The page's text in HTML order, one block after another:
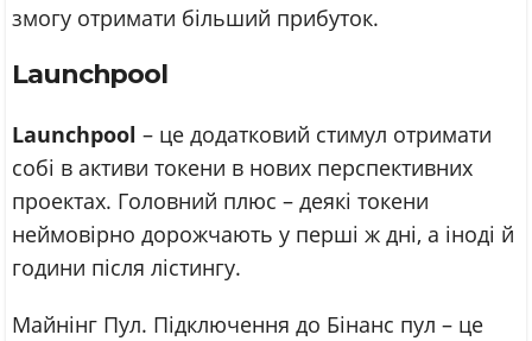
змогу отримати більший прибуток.
Launchpool
Launchpool – це додатковий стимул отримати
собі в активи токени в нових перспективних
проектах. Головний плюс – деякі токени
неймовірно дорожчають у перші ж дні, а іноді й
години після лістингу.
Майнінг Пул. Підключення до Бінанс пул – це